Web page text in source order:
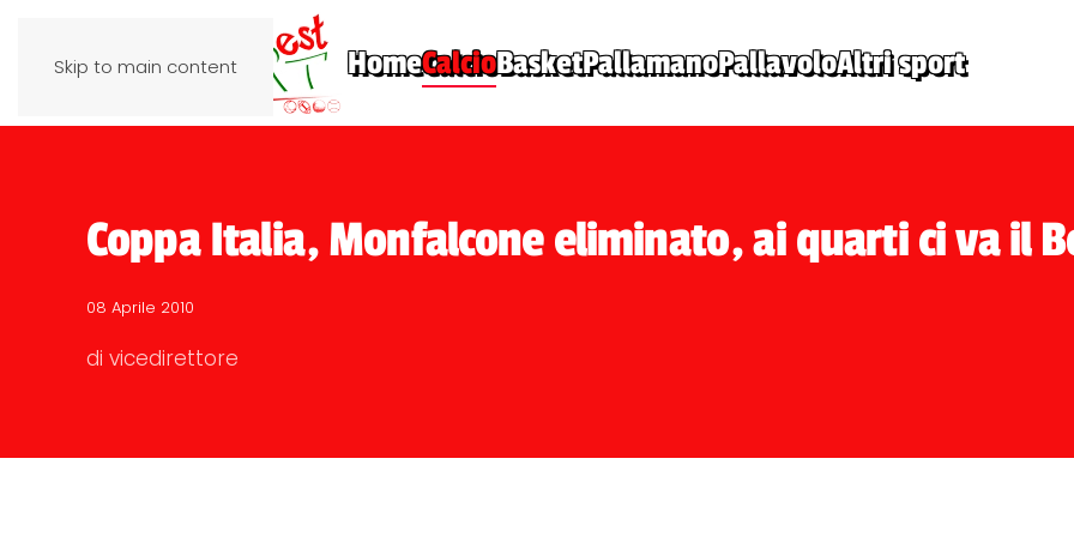
Skip to main content HomeCalcioBasketPallamanoPallavoloAltri sport
Coppa Italia, Monfalcone eliminato, ai quarti ci va il
08 Aprile 2010
di vicedirettore